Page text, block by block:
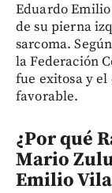
Eduardo
de su pierna
sarcoma.
la Federación
fue exitosa y
favorable.
¿Por qué
Mario
Emilio